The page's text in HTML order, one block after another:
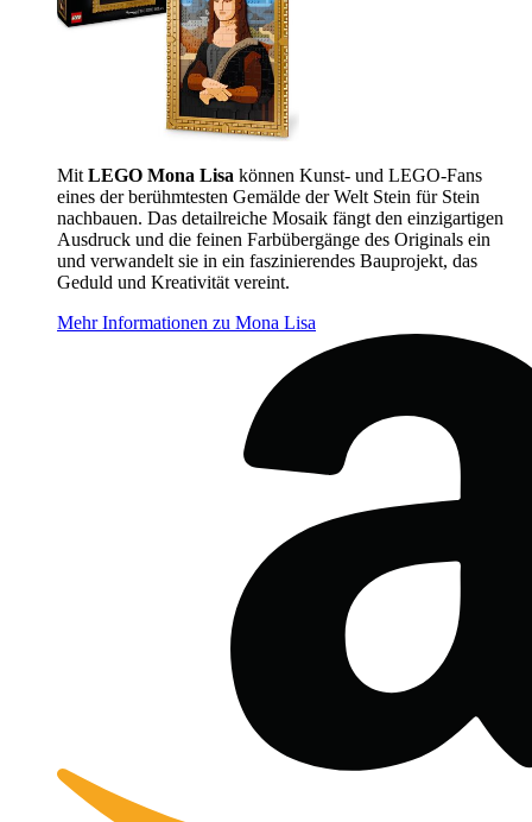
Mit LEGO Mona Lisa können Kunst- und LEGO-Fans
eines der berühmtesten Gemälde der Welt Stein für Stein
nachbauen. Das detailreiche Mosaik fängt den einzigartigen
Ausdruck und die feinen Farbübergänge des Originals ein
und verwandelt sie in ein faszinierendes Bauprojekt, das
Geduld und Kreativität vereint.
Mehr Informationen zu Mona Lisa